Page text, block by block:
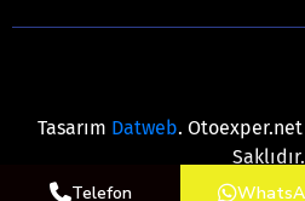
Tasarım Datweb. Otoexper.net
Telefon